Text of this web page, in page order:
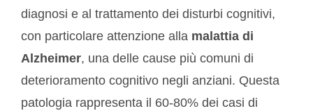
diagnosi e al trattamento dei disturbi cognitivi,
con particolare attenzione alla malattia di
Alzheimer, una delle cause più comuni di
deterioramento cognitivo negli anziani. Questa
patologia rappresenta il 60-80% dei casi di